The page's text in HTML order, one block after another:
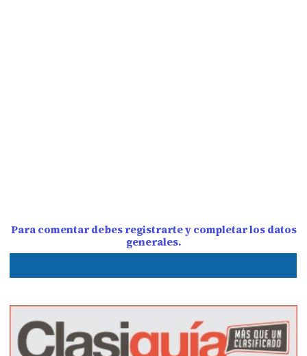
Para comentar debes registrarte y completar los datos
generales.